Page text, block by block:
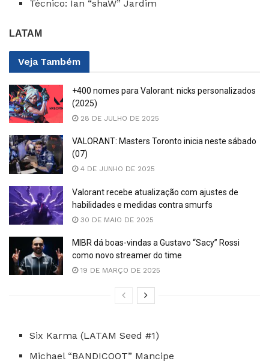
Técnico: Ian “shaW” Jardim
LATAM
Veja Também
+400 nomes para Valorant: nicks personalizados
(2025)
28 DE JULHO DE 2025
VALORANT: Masters Toronto inicia neste sábado
(07)
4 DE JUNHO DE 2025
Valorant recebe atualização com ajustes de
habilidades e medidas contra smurfs
30 DE MAIO DE 2025
MIBR dá boas-vindas a Gustavo “Sacy” Rossi
como novo streamer do time
19 DE MARÇO DE 2025
Six Karma (LATAM Seed #1)
Michael “BANDICOOT” Mancipe